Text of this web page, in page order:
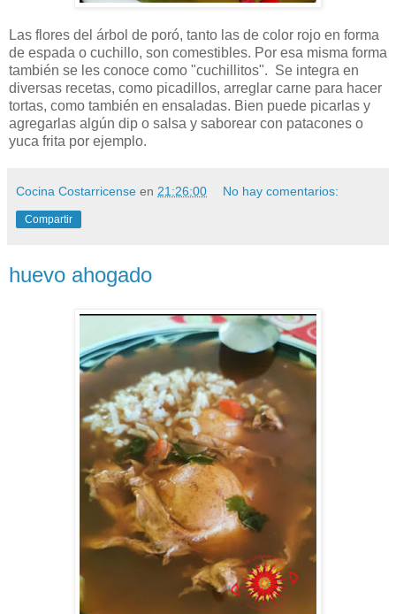
Las flores del árbol de poró, tanto las de color rojo en forma
de espada o cuchillo, son comestibles. Por esa misma forma
también se les conoce como "cuchillitos". Se integra en
diversas recetas, como picadillos, arreglar carne para hacer
tortas, como también en ensaladas. Bien puede picarlas y
agregarlas algún dip o salsa y saborear con patacones o
yuca frita por ejemplo.
Cocina Costarricense en 21:26:00 No hay comentarios:
Compartir
huevo ahogado